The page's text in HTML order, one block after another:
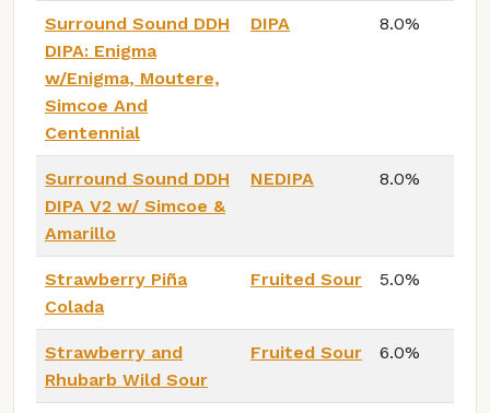
Surround Sound DDH
DIPA: Enigma
w/Enigma, Moutere,
Simcoe And
Centennial
DIPA 8.0%
Surround Sound DDH
DIPA V2 w/ Simcoe &
Amarillo
NEDIPA 8.0%
Strawberry Piña
Colada
Fruited Sour 5.0%
Strawberry and
Rhubarb Wild Sour
Fruited Sour 6.0%